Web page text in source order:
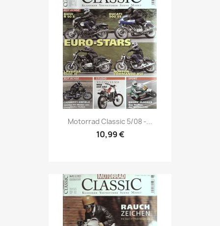
Vorschau
Motorrad Classic 5/08 -...
10,99 €